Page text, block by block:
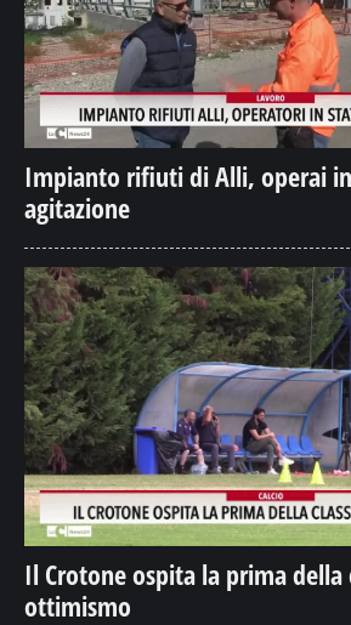
Impianto rifiuti di Alli, operai
agitazione
Il Crotone ospita la prima della
ottimismo